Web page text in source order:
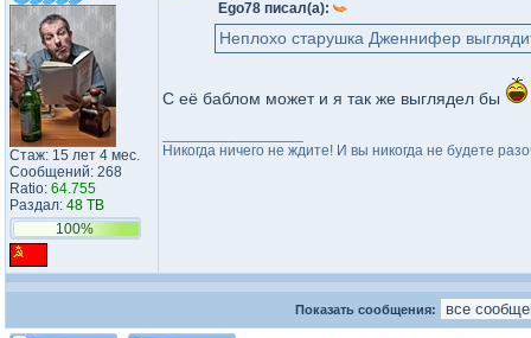
Стаж: 15 лет 4 мес.
Сообщений: 268
Ratio: 64.755
Раздал: 48 TB
100%
Ego78 писал(а):
Неплохо старушка Дженнифер
С её баблом может и я так же выглядел бы
Никогда ничего не ждите! И вы никогда не будете
Показать сообщения: